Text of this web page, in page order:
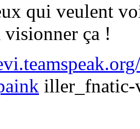
qui veulent
ça !
iller_fnatic-